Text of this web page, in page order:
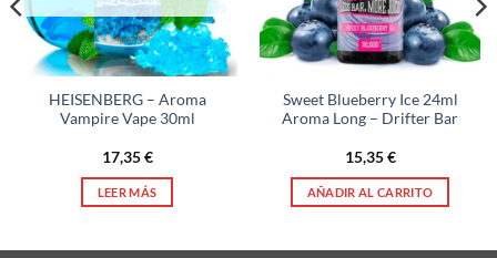
HEISENBERG – Aroma
Vampire Vape 30ml
17,35€
LEER MÁS
Sweet Blueberry Ice 24ml
Aroma Long – Drifter Bar
15,35€
AÑADIR AL CARRITO